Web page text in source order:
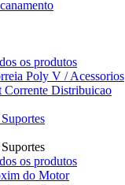
os produtos
Poly V / Acessorios
Corrente Distribuicao
os produtos
do Motor